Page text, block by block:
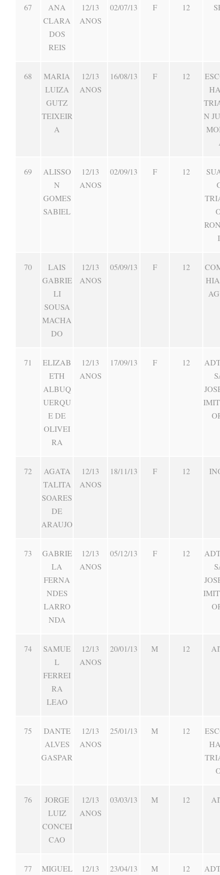
67
ANA
CLARA
DOS
REIS
12/13
ANOS
02/07/13 F 12
68
MARIA
LUIZA
GUTZ
TEIXEIR
A
12/13
ANOS
16/08/13 F 12
N
69
ALISSO
N
GOMES
SABIEL
12/13
ANOS
02/09/13 F 12
70
LAIS
GABRIE
LI
SOUSA
MACHA
DO
12/13
ANOS
05/09/13 F 12
71
ELIZAB
ETH
ALBUQ
UERQU
E DE
OLIVEI
RA
12/13
ANOS
17/09/13 F 12
72
AGATA
TALITA
SOARES
DE
ARAUJO
12/13
ANOS
18/11/13 F 12
73
GABRIE
LA
FERNA
NDES
LARRO
NDA
12/13
ANOS
05/12/13 F 12
74
SAMUE
L
FERREI
RA
LEAO
12/13
ANOS
20/01/13 M 12
75
DANTE
ALVES
GASPAR
12/13
ANOS
25/01/13 M 12
76
JORGE
LUIZ
CONCEI
CAO
12/13
ANOS
03/03/13 M 12
77 MIGUEL 12/13 23/04/13 M 12